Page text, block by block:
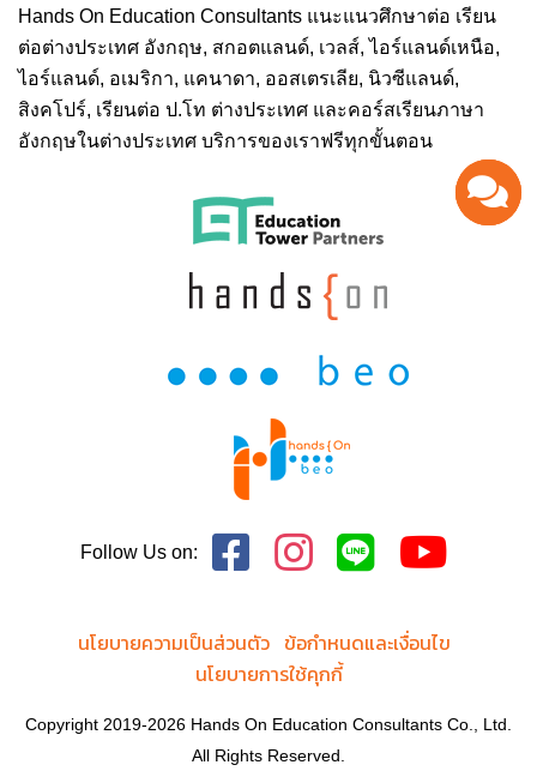
Hands On Education Consultants แนะแนวศึกษาต่อ เรียน
ต่อต่างประเทศ อังกฤษ, สกอตแลนด์, เวลส์, ไอร์แลนด์เหนือ,
ไอร์แลนด์, อเมริกา, แคนาดา, ออสเตรเลีย, นิวซีแลนด์,
สิงคโปร์, เรียนต่อ ป.โท ต่างประเทศ และคอร์สเรียนภาษา
อังกฤษในต่างประเทศ บริการของเราฟรีทุกขั้นตอน
Follow Us on:
นโยบายความเป็นส่วนตัว ข้อกำหนดและเงื่อนไข
นโยบายการใช้คุกกี้
Copyright 2019-2026 Hands On Education Consultants Co., Ltd.
All Rights Reserved.